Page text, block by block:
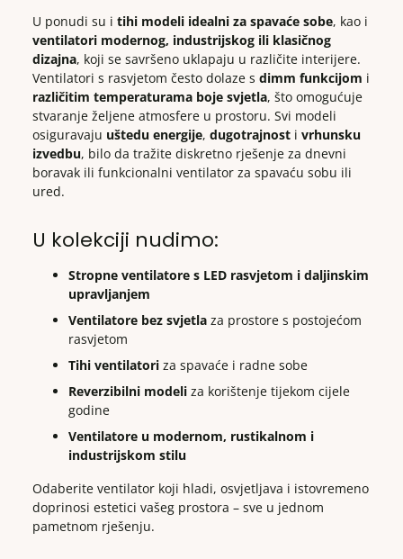
U ponudi su i tihi modeli idealni za spavaće sobe, kao i
ventilatori modernog, industrijskog ili klasičnog
dizajna, koji se savršeno uklapaju u različite interijere.
Ventilatori s rasvjetom često dolaze s dimm funkcijom i
različitim temperaturama boje svjetla, što omogućuje
stvaranje željene atmosfere u prostoru. Svi modeli
osiguravaju uštedu energije, dugotrajnost i vrhunsku
izvedbu, bilo da tražite diskretno rješenje za dnevni
boravak ili funkcionalni ventilator za spavaću sobu ili
ured.
U kolekciji nudimo:
Stropne ventilatore s LED rasvjetom i daljinskim
upravljanjem
Ventilatore bez svjetla za prostore s postojećom
rasvjetom
Tihi ventilatori za spavaće i radne sobe
Reverzibilni modeli za korištenje tijekom cijele
godine
Ventilatore u modernom, rustikalnom i
industrijskom stilu
Odaberite ventilator koji hladi, osvjetljava i istovremeno
doprinosi estetici vašeg prostora – sve u jednom
pametnom rješenju.